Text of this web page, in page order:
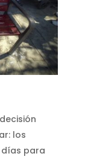
los
días para